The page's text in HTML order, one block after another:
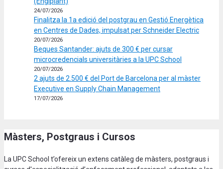
24/07/2026
Finalitza la 1a edició del postgrau en Gestió Energètica
en Centres de Dades, impulsat per Schneider Electric
20/07/2026
Beques Santander: ajuts de 300 € per cursar
microcredencials universitàries a la UPC School
20/07/2026
2 ajuts de 2.500 € del Port de Barcelona per al màster
Executive en Supply Chain Management
17/07/2026
Màsters, Postgraus i Cursos
La UPC School t’ofereix un extens catàleg de màsters, postgraus i